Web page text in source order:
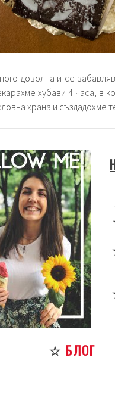
доволна и се
хубави 4 часа, в
храна и създадохме
☆ БЛОГ